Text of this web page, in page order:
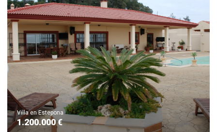
Villa en Estepona
1.200.000 €